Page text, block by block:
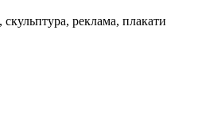
скульптура, реклама, плакати